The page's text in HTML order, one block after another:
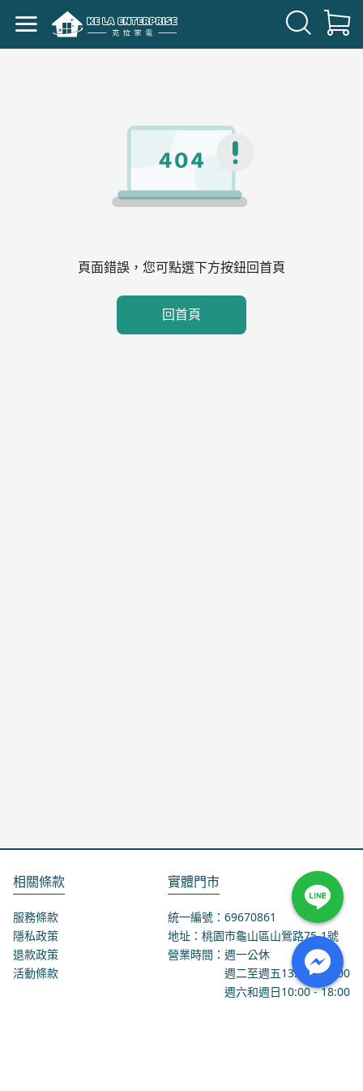
頁面錯誤，您可點選下方按鈕回首頁
回首頁
相關條款
服務條款
隱私政策
退款政策
活動條款
實體門市
統一編號：69670861
地址：桃園市龜山區山鶯路75-1號
營業時間：週一公休
週二至週五13:00 - 18:00
週六和週日10:00 - 18:00